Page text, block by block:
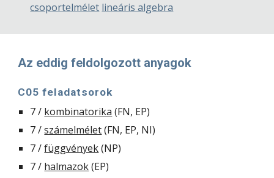
csoportelmélet lineáris algebra
Az eddig feldolgozott anyagok
C05 feladatsorok
7 / kombinatorika (FN, EP)
7 / számelmélet (FN, EP, NI)
7 / függvények (NP)
7 / halmazok (EP)